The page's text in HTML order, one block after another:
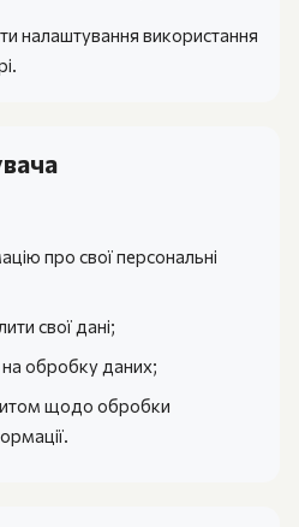
налаштування використання
про свої персональні
свої дані;
на обробку даних;
щодо обробки